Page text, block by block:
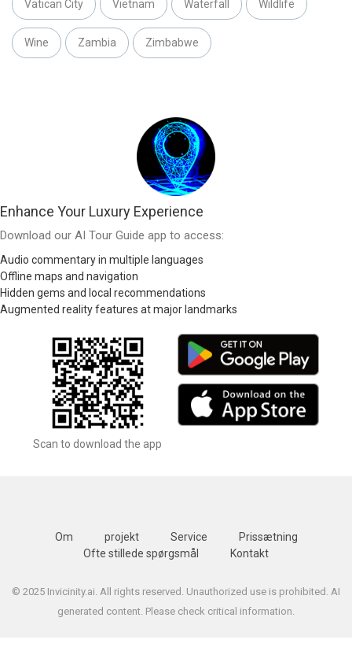
Vatican City Vietnam Waterfall Wildlife
Wine Zambia Zimbabwe
Enhance Your Luxury Experience
Download our AI Tour Guide app to access:
Audio commentary in multiple languages
Offline maps and navigation
Hidden gems and local recommendations
Augmented reality features at major landmarks
Scan to download the app
Om projekt Service
Prissætning
Ofte stillede spørgsmål
Kontakt
© 2025 Invicinity.ai. All rights reserved. Unauthorized use is prohibited. AI
generated content. Please check critical information.